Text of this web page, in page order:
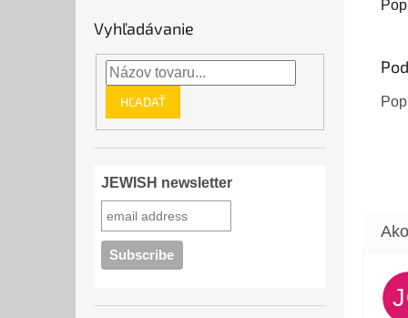
Vyhľadávanie
HĽADAŤ
JEWISH newsletter